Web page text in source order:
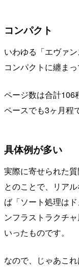
コンパクト
いわゆる「エヴァ
コンパクトに纏まっ
ページ数は合計106
ペースでも3ヶ月程
具体例が多い
実際に寄せられた
とのことで、リア
ば「ソート処理は
ンフラストラクチ
いったものです。
なので、じゃあこ